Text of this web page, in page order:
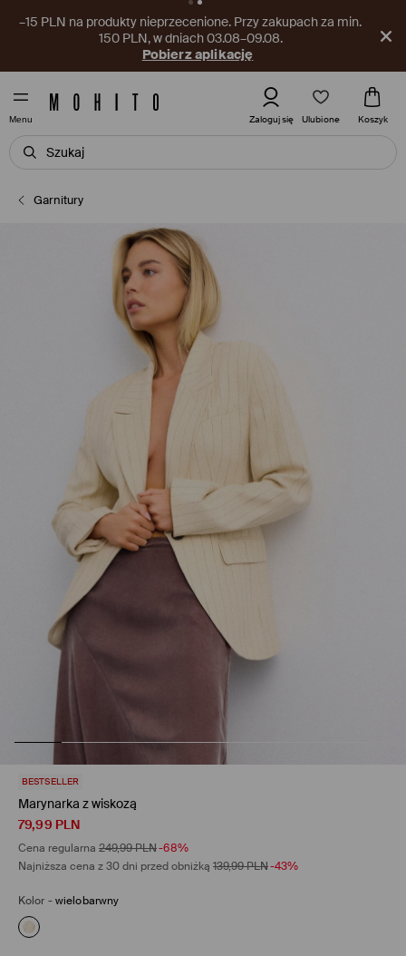
–15 PLN na produkty nieprzecenione. Przy zakupach za min.
150 PLN, w dniach 03.08–09.08.
Pobierz aplikację
Menu Zaloguj się Ulubione Koszyk
Garnitury
BESTSELLER
Marynarka z wiskozą
79,99 PLN
Cena regularna 249,99PLN-68%
Najniższa cena z 30 dni przed obniżką 139,99PLN-43%
Kolor -wielobarwny